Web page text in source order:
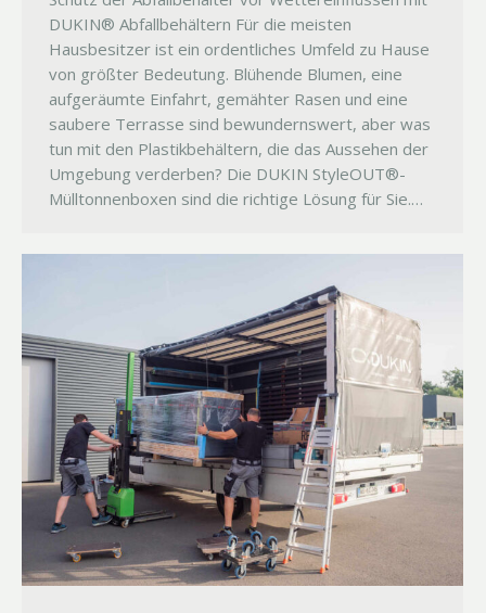
DUKIN® Abfallbehältern Für die meisten
Hausbesitzer ist ein ordentliches Umfeld zu Hause
von größter Bedeutung. Blühende Blumen, eine
aufgeräumte Einfahrt, gemähter Rasen und eine
saubere Terrasse sind bewundernswert, aber was
tun mit den Plastikbehältern, die das Aussehen der
Umgebung verderben? Die DUKIN StyleOUT®-
Mülltonnenboxen sind die richtige Lösung für Sie.…